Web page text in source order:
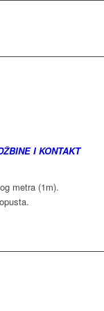
I KONTAKT
metra (1m).